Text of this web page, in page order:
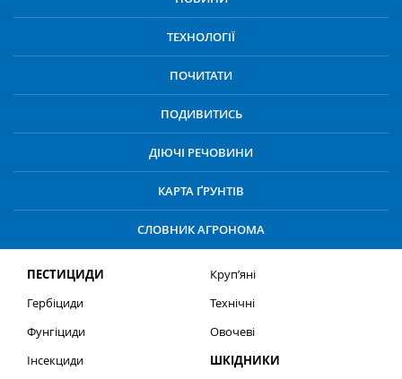
ТЕХНОЛОГІЇ
ПОЧИТАТИ
ПОДИВИТИСЬ
ДІЮЧІ РЕЧОВИНИ
КАРТА ҐРУНТІВ
СЛОВНИК АГРОНОМА
ПЕСТИЦИДИ
Гербіциди
Фунгіциди
Інсекциди
Круп’яні
Технічні
Овочеві
ШКІДНИКИ